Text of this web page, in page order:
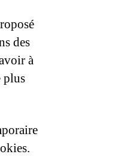
des
à
plus